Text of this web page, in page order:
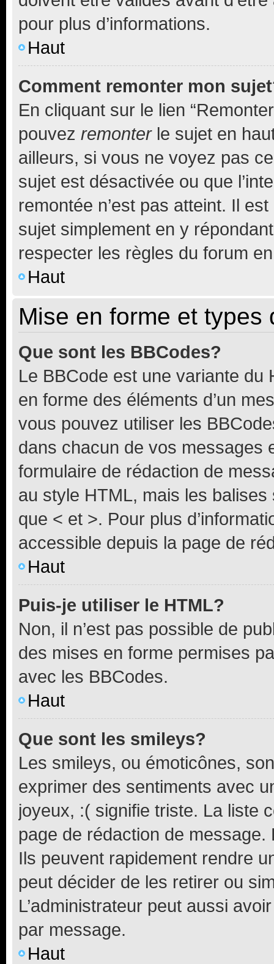
pour plus d’informations.
Haut
Comment remonter mon
En cliquant sur le lien
pouvez remonterle sujet en
ailleurs, si vous ne voyez pas
sujet est désactivée ou que
remontée n’est pas atteint. Il
sujet simplement en y
respecter les règles du forum
Haut
Mise en forme et types
Que sont les BBCodes?
Le BBCode est une variante du
en forme des éléments d’un
vous pouvez utiliser les
dans chacun de vos messages
formulaire de rédaction de
au style HTML, mais les
que < et >. Pour plus
accessible depuis la page de
Haut
Puis-je utiliser le HTML?
Non, il n’est pas possible de
des mises en forme permises
avec les BBCodes.
Haut
Que sont les smileys?
Les smileys, ou émoticônes,
exprimer des sentiments avec
joyeux, :( signifie triste. La liste
page de rédaction de
Ils peuvent rapidement rendre
peut décider de les retirer ou
L’administrateur peut aussi
par message.
Haut